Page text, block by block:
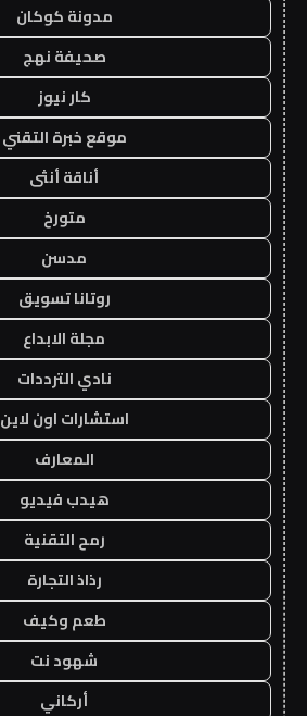
مدونة كوكان
صحيفة نهج
كار نيوز
موقع خبرة التقني
أناقة أنثى
متورخ
مدسن
روتانا تسويق
مجلة الابداع
نادي الترددات
استشارات اون لاين
المعارف
هيدب فيديو
رمح التقنية
رذاذ التجارة
طعم وكيف
شهود نت
أركاني